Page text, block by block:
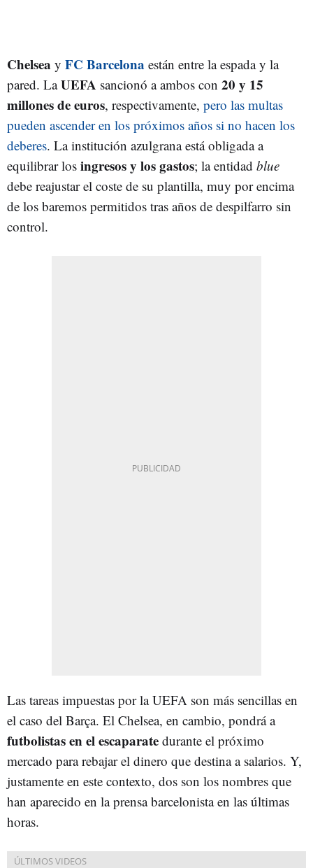
Chelsea y FC Barcelona están entre la espada y la
pared. LaUEFA sancionó a ambos con 20 y 15
millones de euros, respectivamente, pero las multas
pueden ascender en los próximos años si no hacen los
deberes. La institución azulgrana está obligada a
equilibrar los ingresos y los gastos; la entidad blue
debe reajustar el coste de su plantilla, muy por encima
de los baremos permitidos tras años de despilfarro sin
control.
Las tareas impuestas por la UEFA son más sencillas en
el caso del Barça. El Chelsea, en cambio, pondrá a
futbolistas en el escaparate durante el próximo
mercado para rebajar el dinero que destina a salarios. Y,
justamente en este contexto, dos son los nombres que
han aparecido en la prensa barcelonista en las últimas
horas.